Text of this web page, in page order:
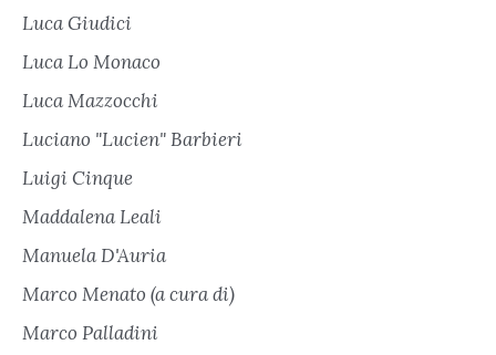
Luca Giudici
Luca Lo Monaco
Luca Mazzocchi
Luciano "Lucien" Barbieri
Luigi Cinque
Maddalena Leali
Manuela D'Auria
Marco Menato (a cura di)
Marco Palladini